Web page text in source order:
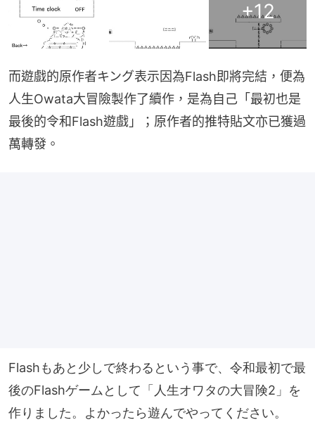
+12
而遊戲的原作者キング表示因為Flash即將完結，便為
人生Owata大冒險製作了續作，是為自己「最初也是
最後的令和Flash遊戲」；原作者的推特貼文亦已獲過
萬轉發。
Flashもあと少しで終わるという事で、令和最初で最
後のFlashゲームとして「人生オワタの大冒険2」を
作りました。よかったら遊んでやってください。